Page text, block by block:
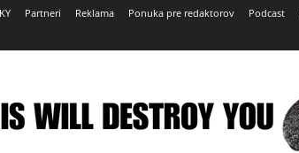
Partneri Reklama Ponuka pre redaktorov Podcast